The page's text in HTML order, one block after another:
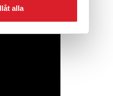
alla